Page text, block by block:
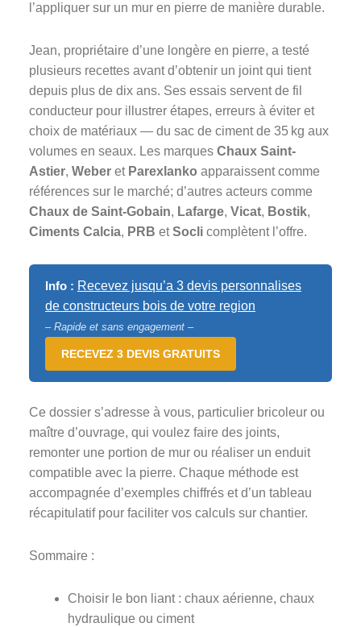
l’appliquer sur un mur en pierre de manière durable.
Jean, propriétaire d’une longère en pierre, a testé
plusieurs recettes avant d’obtenir un joint qui tient
depuis plus de dix ans. Ses essais servent de fil
conducteur pour illustrer étapes, erreurs à éviter et
choix de matériaux — du sac de ciment de 35 kg aux
volumes en seaux. Les marques Chaux Saint-
Astier, Weber et Parexlanko apparaissent comme
références sur le marché; d’autres acteurs comme
Chaux de Saint-Gobain, Lafarge, Vicat, Bostik,
Ciments Calcia, PRB etSocli complètent l’offre.
Info : Recevez jusqu’a 3 devis personnalises
de constructeurs bois de votre region
– Rapide et sans engagement –
RECEVEZ 3 DEVIS GRATUITS
Ce dossier s’adresse à vous, particulier bricoleur ou
maître d’ouvrage, qui voulez faire des joints,
remonter une portion de mur ou réaliser un enduit
compatible avec la pierre. Chaque méthode est
accompagnée d’exemples chiffrés et d’un tableau
récapitulatif pour faciliter vos calculs sur chantier.
Sommaire :
Choisir le bon liant : chaux aérienne, chaux
hydraulique ou ciment